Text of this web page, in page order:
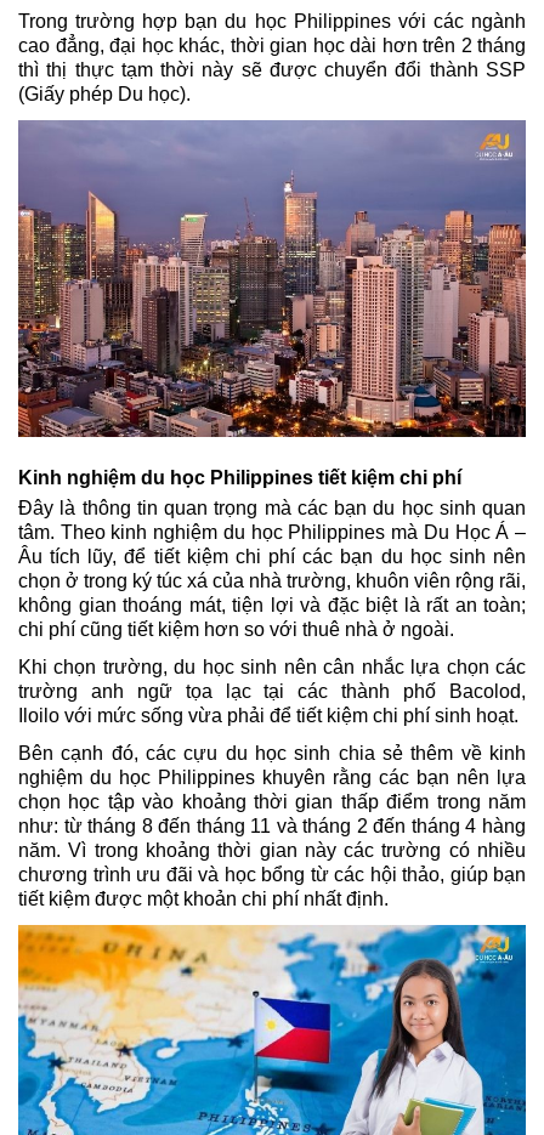
Trong trường hợp bạn du học Philippines với các ngành
cao đẳng, đại học khác, thời gian học dài hơn trên 2 tháng
thì thị thực tạm thời này sẽ được chuyển đổi thành SSP
(Giấy phép Du học).
Kinh nghiệm du học Philippines tiết kiệm chi phí
Đây là thông tin quan trọng mà các bạn du học sinh quan
tâm. Theo kinh nghiệm du học Philippines mà Du Học Á –
Âu tích lũy, để tiết kiệm chi phí các bạn du học sinh nên
chọn ở trong ký túc xá của nhà trường, khuôn viên rộng rãi,
không gian thoáng mát, tiện lợi và đặc biệt là rất an toàn;
chi phí cũng tiết kiệm hơn so với thuê nhà ở ngoài.
Khi chọn trường, du học sinh nên cân nhắc lựa chọn các
trường anh ngữ tọa lạc tại các thành phố Bacolod,
Iloilo với mức sống vừa phải để tiết kiệm chi phí sinh hoạt.
Bên cạnh đó, các cựu du học sinh chia sẻ thêm về kinh
nghiệm du học Philippines khuyên rằng các bạn nên lựa
chọn học tập vào khoảng thời gian thấp điểm trong năm
như: từ tháng 8 đến tháng 11 và tháng 2 đến tháng 4 hàng
năm. Vì trong khoảng thời gian này các trường có nhiều
chương trình ưu đãi và học bổng từ các hội thảo, giúp bạn
tiết kiệm được một khoản chi phí nhất định.